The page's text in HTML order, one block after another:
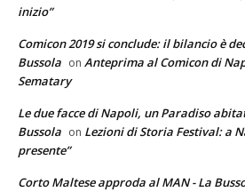
inizio”
Comicon 2019 si conclude: il bilancio è
Bussola on Anteprima al Comicon di
Sematary
Le due facce di Napoli, un Paradiso
Bussola on Lezioni di Storia Festival: a
presente”
Corto Maltese approda al MAN - La